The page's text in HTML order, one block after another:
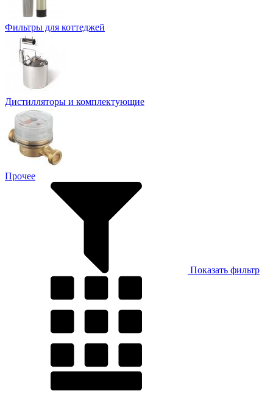
Фильтры для коттеджей
Дистилляторы и комплектующие
Прочее
Показать фильтр